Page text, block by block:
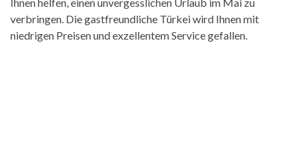
verbringen. Die gastfreundliche Türkei wird Ihnen mit
niedrigen Preisen und exzellentem Service gefallen.